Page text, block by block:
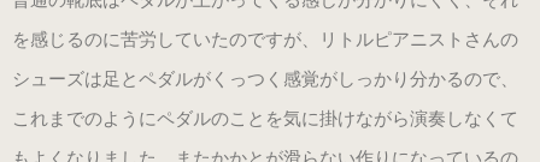
を感じるのに苦労していたのですが、リトルピアニストさんの
シューズは足とペダルがくっつく感覚がしっかり分かるので、
これまでのようにペダルのことを気に掛けながら演奏しなくて
もよくなりました。またかかとが滑らない作りになっているの